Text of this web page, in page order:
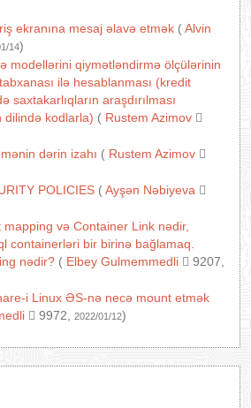
ekranına mesaj əlavə etmək (Alvin
14)
modellərini qiymətləndirmə ölçülərinin
ilə hesablanması (kredit
saxtakarlıqların araşdırılması
dilində kodlarla) ( Rustem Azimov
dərin izahı ( Rustem Azimov
POLICIES (Ayşən Nəbiyeva
mapping və Container Link nədir,
containerləri bir birinə bağlamaq.
nədir? ( Elbey Gulmemmedli 9207,
i Linux ƏS-nə necə mount etmək
9972, 2022/01/12)